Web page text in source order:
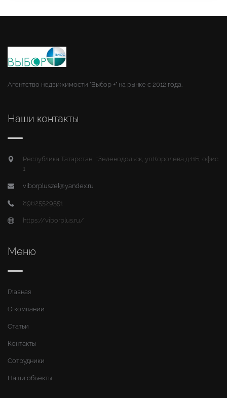
Агентство недвижимости "Выбор +" на рынке с 2012 года.
Наши контакты
Республика Татарстан, г.Зеленодольск, ул.Королева д.11Б, офис
1
viborpluszel@yandex.ru
89625529551
https://viborplus.ru/
Меню
Главная
О компании
Статьи
Контакты
Сотрудники
Наши объекты